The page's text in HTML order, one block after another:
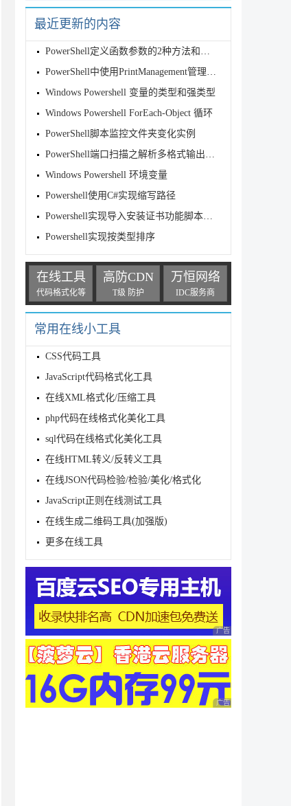
最近更新的内容
PowerShell定义函数参数的2种方法和传参方法实例
PowerShell中使用PrintManagement管理打印机示例
Windows Powershell 变量的类型和强类型
Windows Powershell ForEach-Object 循环
PowerShell脚本监控文件夹变化实例
PowerShell端口扫描之解析多格式输出与结果处理技巧
Windows Powershell 环境变量
Powershell使用C#实现缩写路径
Powershell实现导入安装证书功能脚本分享
Powershell实现按类型排序
在线工具
代码格式化等
高防CDN
T级 防护
万恒网络
IDC服务商
常用在线小工具
CSS代码工具
JavaScript代码格式化工具
在线XML格式化/压缩工具
php代码在线格式化美化工具
sql代码在线格式化美化工具
在线HTML转义/反转义工具
在线JSON代码检验/检验/美化/格式化
JavaScript正则在线测试工具
在线生成二维码工具(加强版)
更多在线工具
广告 商业广告，理性
广告 商业广告，理性